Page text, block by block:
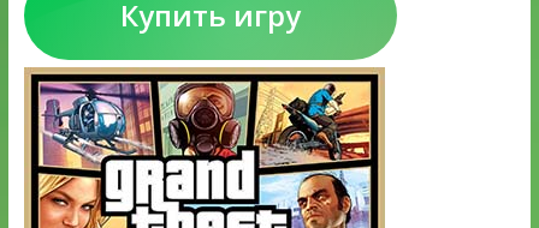
Купить игру